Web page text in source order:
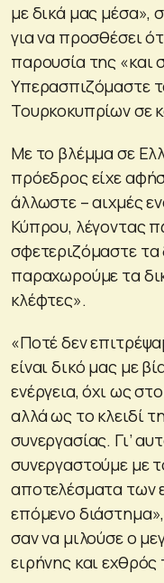
με δικά μας μέσα»,
για να προσθέσει
παρουσία της «και
Υπερασπιζόμαστε
Τουρκοκυπρίων σε
Με το βλέμμα σε
πρόεδρος είχε
άλλωστε – αιχμές
Κύπρου, λέγοντας
σφετεριζόμαστε τα
παραχωρούμε τα
κλέφτες».
«Ποτέ δεν
είναι δικό μας με
ενέργεια, όχι ως
αλλά ως το κλειδί
συνεργασίας. Γι’
συνεργαστούμε με
αποτελέσματα των
επόμενο
σαν να μιλούσε ο
ειρήνης και